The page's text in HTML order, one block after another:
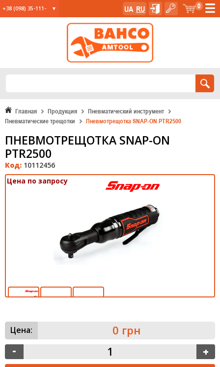
+38 (098) 35-111- 0
UA RU
Главная Продукция
Пневматический инструмент
Пневматические трещотки
Пневмотрещотка SNAP-ON PTR2500
ПНЕВМОТРЕЩОТКА SNAP-ON
PTR2500
Код: 10112456
Цена по запросу
Цена: 0 грн